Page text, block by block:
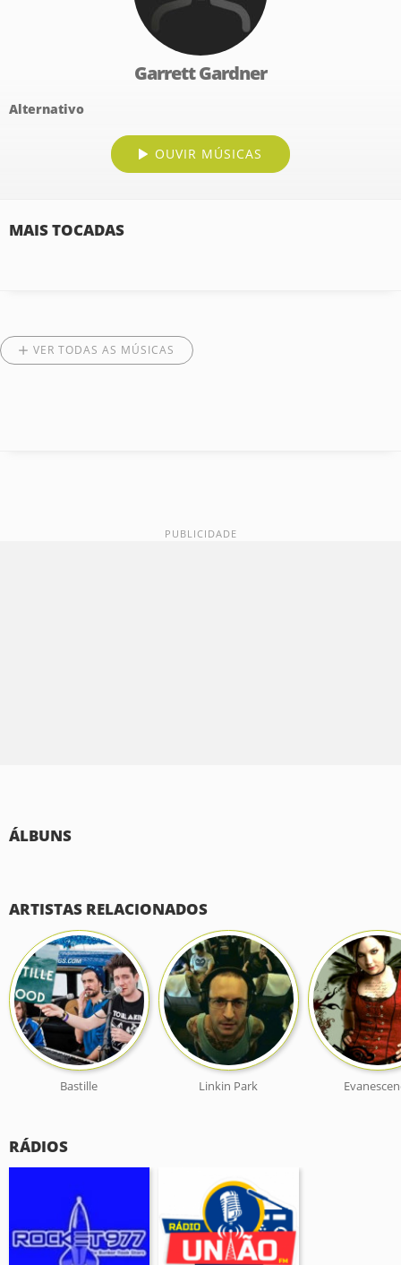
Garrett Gardner
Alternativo
OUVIR MÚSICAS
MAIS TOCADAS
VER TODAS AS MÚSICAS
ÁLBUNS
ARTISTAS RELACIONADOS
Bastille Linkin Park
RÁDIOS